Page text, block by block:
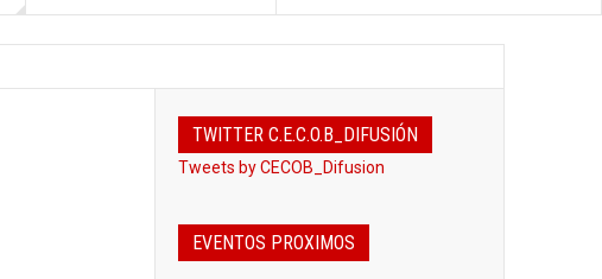
TWITTER C.E.C.O.B_DIFUSIÓN
Tweets by CECOB_Difusion
EVENTOS PROXIMOS